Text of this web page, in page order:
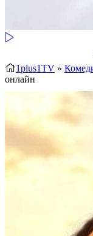
1plus1TV »
онлайн